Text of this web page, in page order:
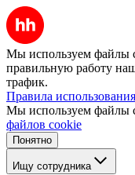
Мы используем файлы
правильную работу
трафик.
Правила
Мы используем файлы
файлов cookie
Понятно
Ищу сотрудника